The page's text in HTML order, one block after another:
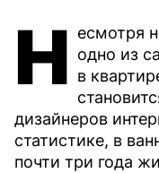
Н есмотря
одно из
в
дизайнеров
статистике, в
почти три года